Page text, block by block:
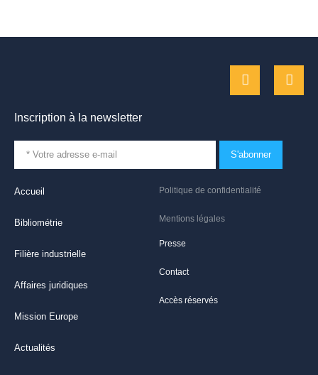
Politique de confidentialité
Mentions légales
Presse
Contact
Accès réservés
Accueil
Bibliométrie
Filière industrielle
Affaires juridiques
Mission Europe
Actualités
Inscription à la newsletter
S'abonner